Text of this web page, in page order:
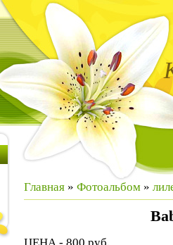
Главная » Фотоальбом »
ЦЕНА - 800 руб.